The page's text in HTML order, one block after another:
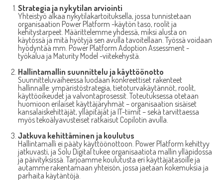
Strategia ja nykytilan arviointi
Yhteistyö alkaa nykytilakartoituksella, jossa tunnistetaan
organisaation Power Platform -käytön taso, roolit ja
kehitystarpeet. Määrittelemme yhdessä, miksi alusta on
käytössä ja mitä hyötyjä sen avulla tavoitellaan. Työssä voidaan
hyödyntää mm. Power Platform Adoption Assessment-
työkalua ja Maturity Model -viitekehystä.
Hallintamallin suunnittelu ja käyttöönotto
Suunnitteluvaiheessa luodaan konkreettiset rakenteet
hallinnalle: ympäristöstrategia, tietoturvakäytännöt, roolit,
käyttöoikeudet ja valvontaprosessit. Toteutuksessa otetaan
huomioon erilaiset käyttäjäryhmät – organisaation sisäiset
kansalaiskehittäjät, ylläpitäjät ja IT-tiimit – sekä tarvittaessa
myös tekoälyavusteiset ratkaisut Copilotin avulla.
Jatkuva kehittäminen ja koulutus
Hallintamalli ei pääty käyttöönottoon. Power Platform kehittyy
jatkuvasti, ja Solu Digital tukee organisaatiota mallin ylläpidossa
ja päivityksissä. Tarjoamme koulutusta eri käyttäjätasoille ja
autamme rakentamaan yhteisön, jossa jaetaan kokemuksia ja
parhaita käytäntöjä.